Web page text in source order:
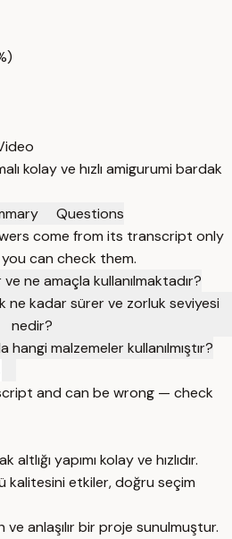
kolay ve hızlı amigurumi bardak
Questions
come from its transcript only
can check them.
ne amaçla kullanılmaktadır?
ne kadar sürer ve zorluk seviyesi
nedir?
hangi malzemeler kullanılmıştır?
and can be wrong — check
yapımı kolay ve hızlıdır.
kalitesini etkiler, doğru seçim
anlaşılır bir proje sunulmuştur.